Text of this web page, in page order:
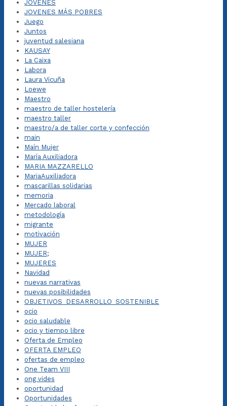
JOVENES
JOVENES MÁS POBRES
Juego
Juntos
juventud salesiana
KAUSAY
La Caixa
Labora
Laura Vicuña
Loewe
Maestro
maestro de taller hostelería
maestro taller
maestro/a de taller corte y confección
main
Maín Mujer
María Auxiliadora
MARIA MAZZARELLO
MariaAuxiliadora
mascarillas solidarias
memoria
Mercado laboral
metodología
migrante
motivación
MUJER
MUJER;
MUJERES
Navidad
nuevas narrativas
nuevas posibilidades
OBJETIVOS_DESARROLLO_SOSTENIBLE
ocio
ocio saludable
ocio y tiempo libre
Oferta de Empleo
OFERTA EMPLEO
ofertas de empleo
One Team VIII
ong vides
oportunidad
Oportunidades